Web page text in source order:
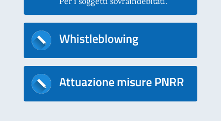
Whistleblowing
Attuazione misure PNRR